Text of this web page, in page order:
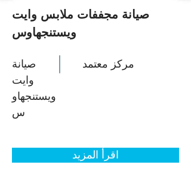
صيانة مجففات ملابس وايت
ويستنجهاوس
صيانة
وايت
ويستنجهاو
س
مركز معتمد
اقرأ المزيد